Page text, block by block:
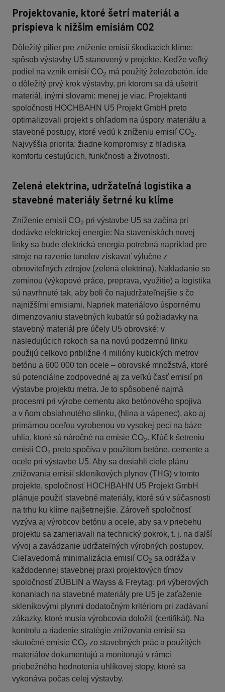
Projektovanie, ktoré šetrí materiál a
prispieva k nižším emisiám CO2
Dôležitý pilier pre zníženie emisií škodiacich klíme:
spôsob výstavby U5 stanovený v projekte. Keďže veľký
podiel na vznik emisií CO2 má použitý železobetón, ide
o dôležitý prvý krok výstavby, pri ktorom sa dá ušetriť
materiál, inými slovami: menej je viac. Projektanti
spoločnosti HOCHBAHN U5 Projekt GmbH preto
optimalizovali projekt s ohľadom na úspory materiálu a
stavebné postupy, ktoré vedú k zníženiu emisií CO2.
Najvyššia priorita: žiadne kompromisy z hľadiska
komfortu cestujúcich, funkčnosti a životnosti.
Zelená elektrina, udržateľná logistika a
stavebné materiály šetrné ku klíme
Zníženie emisií CO2 pri výstavbe U5 sa začína pri
dodávke elektrickej energie: Na staveniskách novej
linky sa bude elektrická energia potrebná napríklad pre
stroje na razenie tunelov získavať výlučne z
obnoviteľných zdrojov (zelená elektrina). Nakladanie so
zeminou (výkopové práce, preprava, využitie) a logistika
sú navrhnuté tak, aby boli čo najudržateľnejšie s čo
najnižšími emisiami. Napriek materiálovo úspornému
dimenzovaniu stavebných kubatúr sú požiadavky na
stavebný materiál pre účely U5 obrovské: v
nasledujúcich rokoch sa na novú podzemnú linku
použijú celkovo približne 4 milióny kubických metrov
betónu a 600 000 ton ocele – obrovské množstvá, ktoré
sú potenciálne zodpovedné aj za veľkú časť emisií pri
výstavbe projektu metra. Je to spôsobené najmä
procesmi pri výrobe cementu ako betónového spojiva
a v ňom obsiahnutého slinku, (hlina a vápenec), ako aj
primárnou oceľou vyrobenou vo vysokej peci na báze
uhlia, ktoré sú náročné na emisie CO2. Kľúč k šetreniu
emisií CO2 preto spočíva v použitom betóne, cemente a
ocele pri výstavbe U5. Aby sa dosiahli ciele plánu
znižovania emisií skleníkových plynov (THG) v tomto
projekte, spoločnosť HOCHBAHN U5 Projekt GmbH
plánuje použiť stavebné materiály, ktoré sú v súčasnosti
na trhu ku klíme najšetrnejšie. Zároveň spoločnosť
vyzýva aj výrobcov betónu a ocele, aby sa v priebehu
projektu sa zameriavali na technický pokrok, t. j. na ďalší
vývoj a zavádzanie udržateľných výrobných postupov.
Cieľavedomá minimalizácia emisií CO2 sa odráža v
každodennej stavebnej praxi projektových tímov
spoločností ZÜBLIN a Wayss & Freytag: pri výberových
konaniach na stavebné materiály pre U5 je zaťaženie
skleníkovými plynmi dodatočným kritériom pri zadávaní
zákazky, ktoré musia výrobcovia doložiť (certifikát). Na
kontrolu a riadenie stratégie znižovania emisií sa
skutočné emisie CO2 zo stavebných prác a použitých
materiálov dokumentujú a monitorujú v rámci
priebežného hodnotenia uhlíkovej stopy, ktoré sa
vykonáva počas celej výstavby.